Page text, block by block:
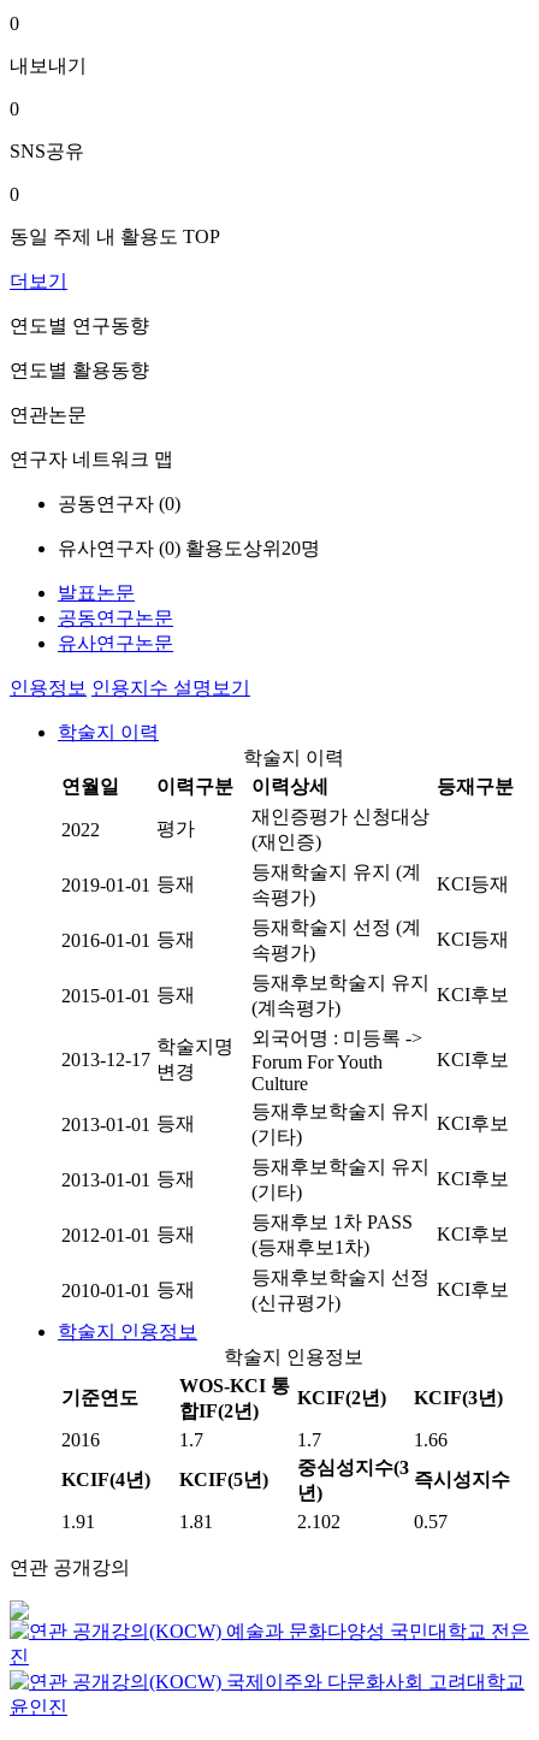
0
내보내기
0
SNS공유
0
동일 주제 내 활용도 TOP
더보기
연도별 연구동향
연도별 활용동향
연관논문
연구자 네트워크 맵
공동연구자 (0)
유사연구자 (0) 활용도상위20명
발표논문
공동연구논문
유사연구논문
인용정보 인용지수 설명보기
학술지 이력
학술지 이력
연월일
이력구분 이력상세 등재구분
2022 평가
재인증평가 신청대상
(재인증)
2019-01-01 등재
등재학술지 유지 (계
속평가)
KCI등재
2016-01-01 등재
등재학술지 선정 (계
속평가)
KCI등재
2015-01-01 등재
등재후보학술지 유지
(계속평가)
KCI후보
2013-12-17
학술지명
변경
외국어명 : 미등록 ->
Forum For Youth
Culture
KCI후보
2013-01-01 등재
등재후보학술지 유지
(기타)
KCI후보
2013-01-01 등재
등재후보학술지 유지
(기타)
KCI후보
2012-01-01 등재
등재후보 1차 PASS
(등재후보1차)
KCI후보
2010-01-01 등재
등재후보학술지 선정
(신규평가)
KCI후보
학술지 인용정보
학술지 인용정보
기준연도
WOS-KCI 통
합IF(2년)
KCIF(2년) KCIF(3년)
2016 1.7 1.7
1.66
KCIF(4년)
KCIF(5년)
중심성지수(3
년)
즉시성지수
1.91 1.81 2.102 0.57
연관 공개강의
예술과 문화다양성 국민대학교 전은
진
국제이주와 다문화사회 고려대학교
윤인진